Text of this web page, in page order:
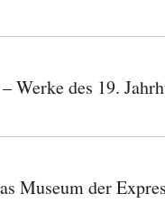
Werke des 19.
Museum der